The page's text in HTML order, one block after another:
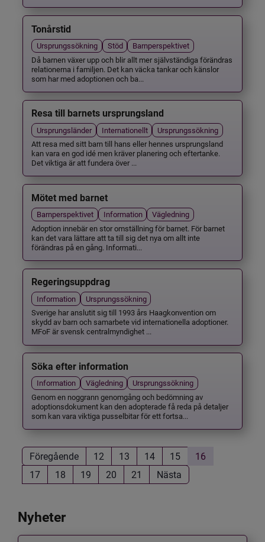
Tonårstid
Ursprungssökning Stöd
Barnperspektivet
Då barnen växer upp och blir allt mer självständiga förändras
relationerna i familjen. Det kan väcka tankar och känslor
som har med adoptionen och ba...
Resa till barnets ursprungsland
Ursprungsländer Internationellt
Ursprungssökning
Att resa med sitt barn till hans eller hennes ursprungsland
kan vara en god idé men kräver planering och eftertanke.
Det viktiga är att fundera över ...
Mötet med barnet
Barnperspektivet Information
Vägledning
Adoption innebär en stor omställning för barnet. För barnet
kan det vara lättare att ta till sig det nya om allt inte
förändras på en gång. Informati...
Regeringsuppdrag
Information
Ursprungssökning
Sverige har anslutit sig till 1993 års Haagkonvention om
skydd av barn och samarbete vid internationella adoptioner.
MFoF är svensk centralmyndighet ...
Söka efter information
Information Vägledning
Ursprungssökning
Genom en noggrann genomgång och bedömning av
adoptionsdokument kan den adopterade få reda på detaljer
som kan vara viktiga pusselbitar för ett fortsa...
Föregående 12 13 14 15
16
17
18 19 20 21 Nästa
Nyheter